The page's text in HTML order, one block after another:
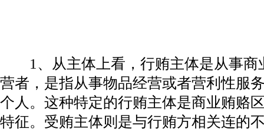
1、从主体上看，行贿主体是从事商
营者，是指从事物品经营或者营利性服
个人。这种特定的行贿主体是商业贿赂
特征。受贿主体则是与行贿方相关连的